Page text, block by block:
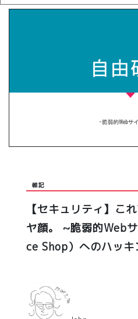
雑記
【セキュリティ】こ
ヤ顔。 ~脆弱的Web
ce Shop）へのハッキ